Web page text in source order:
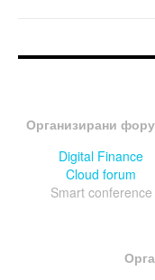
Организирани
Digital Finance
Cloud forum
Smart conference